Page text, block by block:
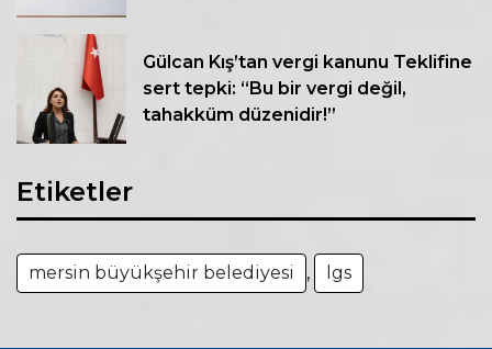
Gülcan Kış’tan vergi kanunu Teklifine
sert tepki: “Bu bir vergi değil,
tahakküm düzenidir!”
Etiketler
mersin büyükşehir belediyesi , lgs